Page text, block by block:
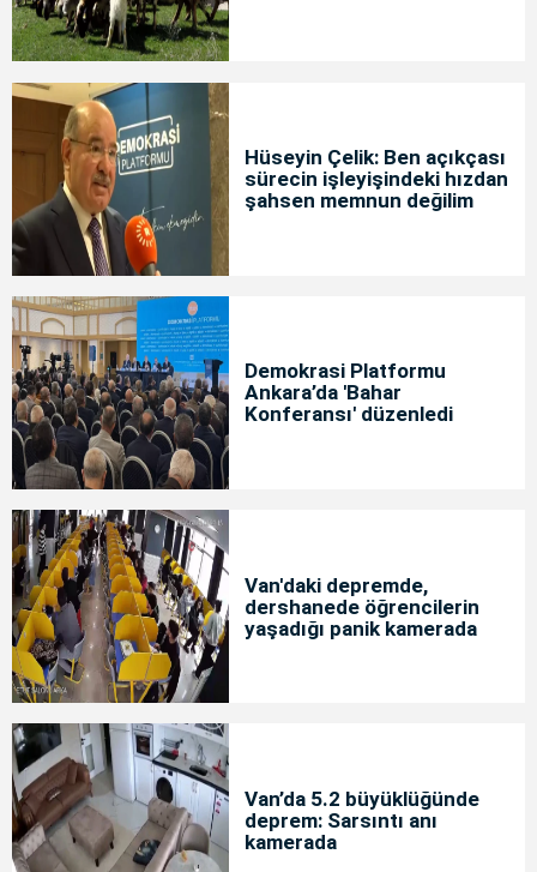
Hüseyin Çelik: Ben açıkçası
sürecin işleyişindeki hızdan
şahsen memnun değilim
Demokrasi Platformu
Ankara’da 'Bahar
Konferansı' düzenledi
Van'daki depremde,
dershanede öğrencilerin
yaşadığı panik kamerada
Van’da 5.2 büyüklüğünde
deprem: Sarsıntı anı
kamerada